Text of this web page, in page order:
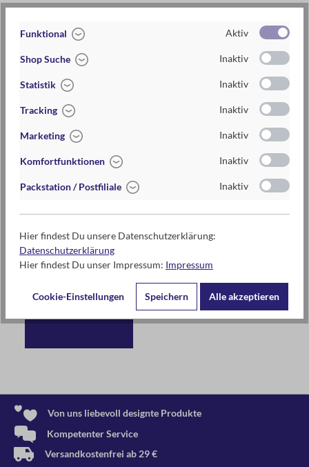
That is the crowning!
Das lustige Denglisch-
Von uns liebevoll designte Produkte
Kompetenter Service
Versandkostenfrei ab 29 €
Funktional Aktiv
Shop Suche Inaktiv
Statistik Inaktiv
Tracking Inaktiv
Marketing Inaktiv
Komfortfunktionen Inaktiv
Packstation / Postfiliale Inaktiv
Hier findest Du unsere Datenschutzerklärung:
Datenschutzerklärung
Hier findest Du unser Impressum: Impressum
Cookie-Einstellungen Speichern Alle akzeptieren